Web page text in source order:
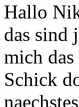
Hallo
das sind
mich
Schick